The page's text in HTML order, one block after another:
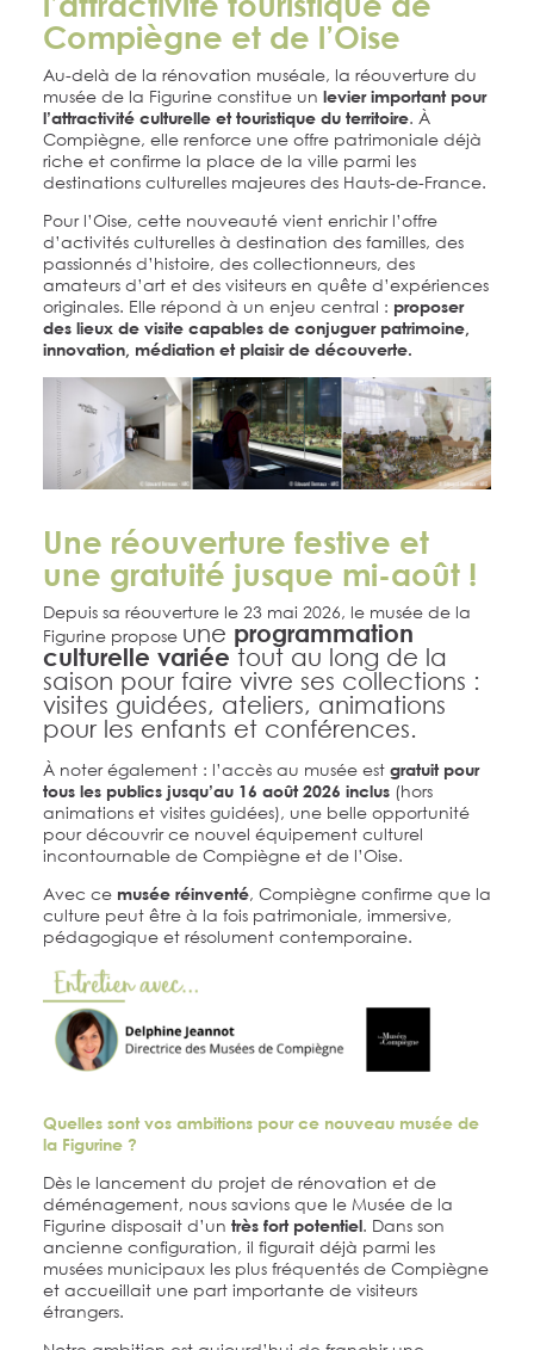
Compiègne et de l’Oise
Au-delà de la rénovation muséale, la réouverture du
musée de la Figurine constitue un levier important pour
l’attractivité culturelle et touristique du territoire. À
Compiègne, elle renforce une offre patrimoniale déjà
riche et confirme la place de la ville parmi les
destinations culturelles majeures des Hauts-de-France.
Pour l’Oise, cette nouveauté vient enrichir l’offre
d’activités culturelles à destination des familles, des
passionnés d’histoire, des collectionneurs, des
amateurs d’art et des visiteurs en quête d’expériences
originales. Elle répond à un enjeu central : proposer
des lieux de visite capables de conjuguer patrimoine,
innovation, médiation et plaisir de découverte.
Une réouverture festive et
une gratuité jusque mi-août !
Depuis sa réouverture le 23 mai 2026, le musée de la
Figurine propose une programmation
culturelle variée tout au long de la
saison pour faire vivre ses collections :
visites guidées, ateliers, animations
pour les enfants et conférences.
À noter également : l’accès au musée est gratuit pour
tous les publics jusqu’au 16 août 2026 inclus(hors
animations et visites guidées), une belle opportunité
pour découvrir ce nouvel équipement culturel
incontournable de Compiègne et de l’Oise.
Avec ce musée réinventé, Compiègne confirme que la
culture peut être à la fois patrimoniale, immersive,
pédagogique et résolument contemporaine.
Quelles sont vos ambitions pour ce nouveau musée de
la Figurine ?
Dès le lancement du projet de rénovation et de
déménagement, nous savions que le Musée de la
Figurine disposait d’un très fort potentiel. Dans son
ancienne configuration, il figurait déjà parmi les
musées municipaux les plus fréquentés de Compiègne
et accueillait une part importante de visiteurs
étrangers.